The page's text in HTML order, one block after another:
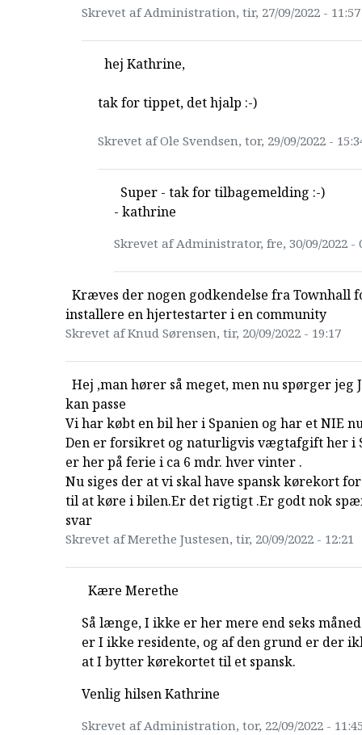
Skrevet af Administration, tir, 27/09/2022 - 11:57
hej Kathrine,
tak for tippet, det hjalp :-)
Skrevet af Ole Svendsen, tor, 29/09/2022 -
Super - tak for tilbagemelding :-)
- kathrine
Skrevet af Administrator, fre, 30/09/2022 -
Kræves der nogen godkendelse fra Townhall
installere en hjertestarter i en community
Skrevet af Knud Sørensen, tir, 20/09/2022 - 19:17
Hej ,man hører så meget, men nu spørger jeg
kan passe
Vi har købt en bil her i Spanien og har et NIE
Den er forsikret og naturligvis vægtafgift her i
er her på ferie i ca 6 mdr. hver vinter .
Nu siges der at vi skal have spansk kørekort
til at køre i bilen.Er det rigtigt .Er godt nok
svar
Skrevet af Merethe Justesen, tir, 20/09/2022 - 12:21
Kære Merethe
Så længe, I ikke er her mere end seks
er I ikke residente, og af den grund er der
at I bytter kørekortet til et spansk.
Venlig hilsen Kathrine
Skrevet af Administration, tor, 22/09/2022 -